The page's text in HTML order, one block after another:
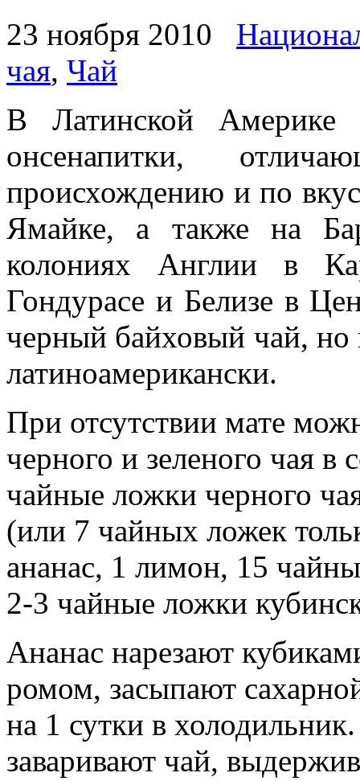
23 ноября 2010
чая, Чай
В Латинской
онсенапитки,
происхождению и по
Ямайке, а также на
колониях Англии в
Гондурасе и Белизе в
черный байховый чай, но
латиноамерикански.
При отсутствии мате
черного и зеленого чая
чайные ложки черного
(или 7 чайных ложек
ананас, 1 лимон, 15
2-3 чайные ложки
Ананас нарезают
ромом, засыпают
на 1 сутки в
заваривают чай,